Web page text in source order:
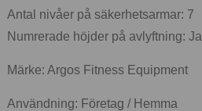
Antal nivåer på säkerhetsarmar: 7
Numrerade höjder på avlyftning: Ja
Märke: Argos Fitness Equipment
Användning: Företag / Hemma